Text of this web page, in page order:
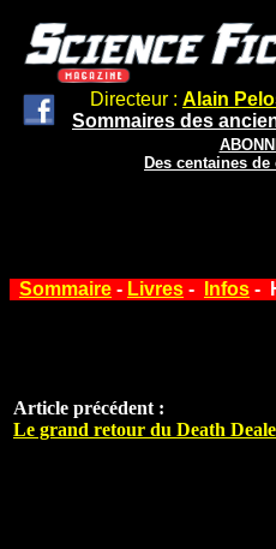
Directeur : Alain
Sommaires des
Des centaines
Sommaire - Livres - Infos -
Article précédent :
Le grand retour du Death